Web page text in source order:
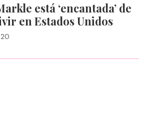
está ‘encantada’ de
en Estados Unidos